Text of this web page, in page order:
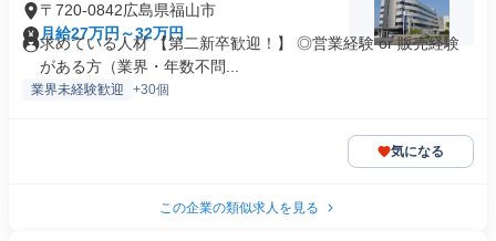
〒720-0842広島県福山市
月給27万円～32万円
求めている人材 【第二新卒歓迎！】 ◎営業経験 or 販売経験
がある方（業界・年数不問...
業界未経験歓迎 +30個
気になる
この企業の類似求人を見る